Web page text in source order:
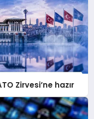
Zirvesi’ne hazır